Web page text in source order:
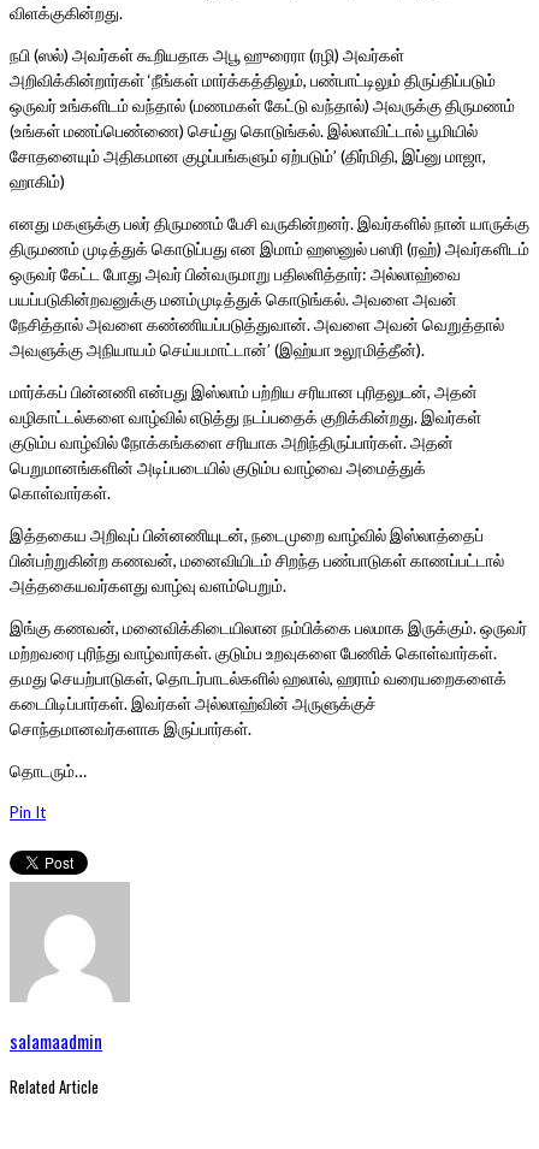
விளக்குகின்றது.
நபி (ஸல்) அவர்கள் கூறியதாக அபூ ஹுரைரா (ரழி) அவர்கள்
அறிவிக்கின்றார்கள் ‘நீங்கள் மார்க்கத்திலும், பண்பாட்டிலும் திருப்திப்படும்
ஒருவர் உங்களிடம் வந்தால் (மணமகள் கேட்டு வந்தால்) அவருக்கு திருமணம்
(உங்கள் மணப்பெண்ணை) செய்து கொடுங்கல். இல்லாவிட்டால் பூமியில்
சோதனையும் அதிகமான குழப்பங்களும் ஏற்படும்’ (திர்மிதி, இப்னு மாஜா,
ஹாகிம்)
எனது மகளுக்கு பலர் திருமணம் பேசி வருகின்றனர். இவர்களில் நான் யாருக்கு
திருமணம் முடித்துக் கொடுப்பது என இமாம் ஹஸனுல் பஸரி (ரஹ்) அவர்களிடம்
ஒருவர் கேட்ட போது அவர் பின்வருமாறு பதிலளித்தார்: அல்லாஹ்வை
பயப்படுகின்றவனுக்கு மனம்முடித்துக் கொடுங்கல். அவளை அவன்
நேசித்தால் அவளை கண்ணியப்படுத்துவான். அவளை அவன் வெறுத்தால்
அவளுக்கு அநியாயம் செய்யமாட்டான்’ (இஹ்யா உலூமித்தீன்).
மார்க்கப் பின்னணி என்பது இஸ்லாம் பற்றிய சரியான புரிதலுடன், அதன்
வழிகாட்டல்களை வாழ்வில் எடுத்து நடப்பதைக் குறிக்கின்றது. இவர்கள்
குடும்ப வாழ்வில் நோக்கங்களை சரியாக அறிந்திருப்பார்கள். அதன்
பெறுமானங்களின் அடிப்படையில் குடும்ப வாழ்வை அமைத்துக்
கொள்வார்கள்.
இத்தகைய அறிவுப் பின்னணியுடன், நடைமுறை வாழ்வில் இஸ்லாத்தைப்
பின்பற்றுகின்ற கணவன், மனைவியிடம் சிறந்த பண்பாடுகள் காணப்பட்டால்
அத்தகையவர்களது வாழ்வு வளம்பெறும்.
இங்கு கணவன், மனைவிக்கிடையிலான நம்பிக்கை பலமாக இருக்கும். ஒருவர்
மற்றவரை புரிந்து வாழ்வார்கள். குடும்ப உறவுகளை பேணிக் கொள்வார்கள்.
தமது செயற்பாடுகள், தொடர்பாடல்களில் ஹலால், ஹராம் வரையறைகளைக்
கடைபிடிப்பார்கள். இவர்கள் அல்லாஹ்வின் அருளுக்குச்
சொந்தமானவர்களாக இருப்பார்கள்.
தொடரும்…
Pin It
salamaadmin
Related Article